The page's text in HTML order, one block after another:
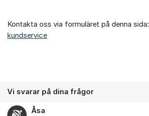
Kontakta oss via formuläret på denna sida:
kundservice
Vi svarar på dina frågor
Åsa